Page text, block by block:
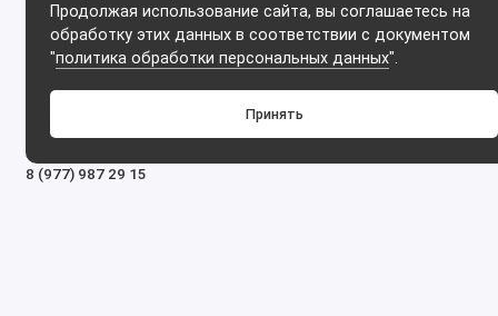
Продолжая использование сайта, вы соглашаетесь на
обработку этих данных в соответствии с документом
"политика обработки персональных данных".
Принять
2025. При копировании материалов прямая ссылка на
https://karniz.market обязательна!
8 (499) 714 74 06
8 (977) 987 29 15